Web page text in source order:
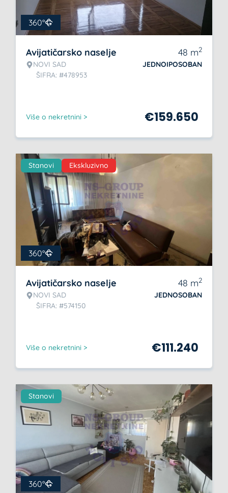
360°
Avijatičarsko naselje
NOVI SAD
ŠIFRA: #478953
48 m2
JEDNOIPOSOBAN
Više o nekretnini > €159.650
Stanovi Ekskluzivno
360°
Avijatičarsko naselje
NOVI SAD
ŠIFRA: #574150
48 m2
JEDNOSOBAN
Više o nekretnini > €111.240
Stanovi
360°